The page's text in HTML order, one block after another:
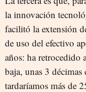
la innovación
facilitó la extensión
de uso del efectivo
años: ha retrocedido
baja, unas 3
tardaríamos más de